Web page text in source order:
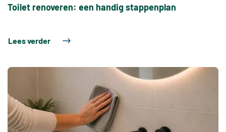
Toilet renoveren: een handig stappenplan
Lees verder